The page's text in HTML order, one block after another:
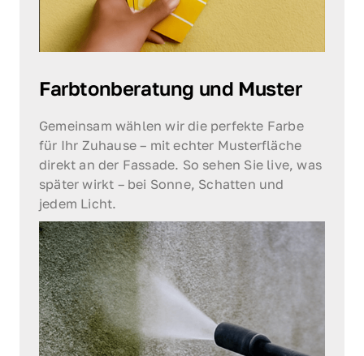
Farbtonberatung und Muster
Gemeinsam wählen wir die perfekte Farbe
für Ihr Zuhause – mit echter Musterfläche
direkt an der Fassade. So sehen Sie live, was
später wirkt – bei Sonne, Schatten und
jedem Licht.